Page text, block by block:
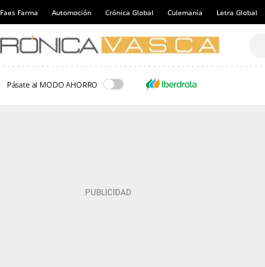
Faes Farma Automoción Crónica Global Culemanía Letra Global
Pásate al MODO AHORRO